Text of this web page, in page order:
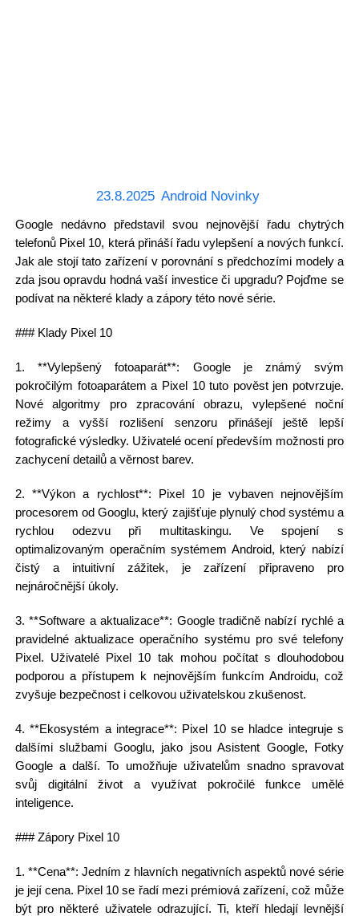
23.8.2025 Android Novinky
Google nedávno představil svou nejnovější řadu chytrých
telefonů Pixel 10, která přináší řadu vylepšení a nových funkcí.
Jak ale stojí tato zařízení v porovnání s předchozími modely a
zda jsou opravdu hodná vaší investice či upgradu? Pojďme se
podívat na některé klady a zápory této nové série.
### Klady Pixel 10
1. **Vylepšený fotoaparát**: Google je známý svým
pokročilým fotoaparátem a Pixel 10 tuto pověst jen potvrzuje.
Nové algoritmy pro zpracování obrazu, vylepšené noční
režimy a vyšší rozlišení senzoru přinášejí ještě lepší
fotografické výsledky. Uživatelé ocení především možnosti pro
zachycení detailů a věrnost barev.
2. **Výkon a rychlost**: Pixel 10 je vybaven nejnovějším
procesorem od Googlu, který zajišťuje plynulý chod systému a
rychlou odezvu při multitaskingu. Ve spojení s
optimalizovaným operačním systémem Android, který nabízí
čistý a intuitivní zážitek, je zařízení připraveno pro
nejnáročnější úkoly.
3. **Software a aktualizace**: Google tradičně nabízí rychlé a
pravidelné aktualizace operačního systému pro své telefony
Pixel. Uživatelé Pixel 10 tak mohou počítat s dlouhodobou
podporou a přístupem k nejnovějším funkcím Androidu, což
zvyšuje bezpečnost i celkovou uživatelskou zkušenost.
4. **Ekosystém a integrace**: Pixel 10 se hladce integruje s
dalšími službami Googlu, jako jsou Asistent Google, Fotky
Google a další. To umožňuje uživatelům snadno spravovat
svůj digitální život a využívat pokročilé funkce umělé
inteligence.
### Zápory Pixel 10
1. **Cena**: Jedním z hlavních negativních aspektů nové série
je její cena. Pixel 10 se řadí mezi prémiová zařízení, což může
být pro některé uživatele odrazující. Ti, kteří hledají levnější